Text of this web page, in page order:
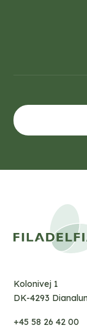
Kolonivej 1
DK-4293
+45 58 26 42 00